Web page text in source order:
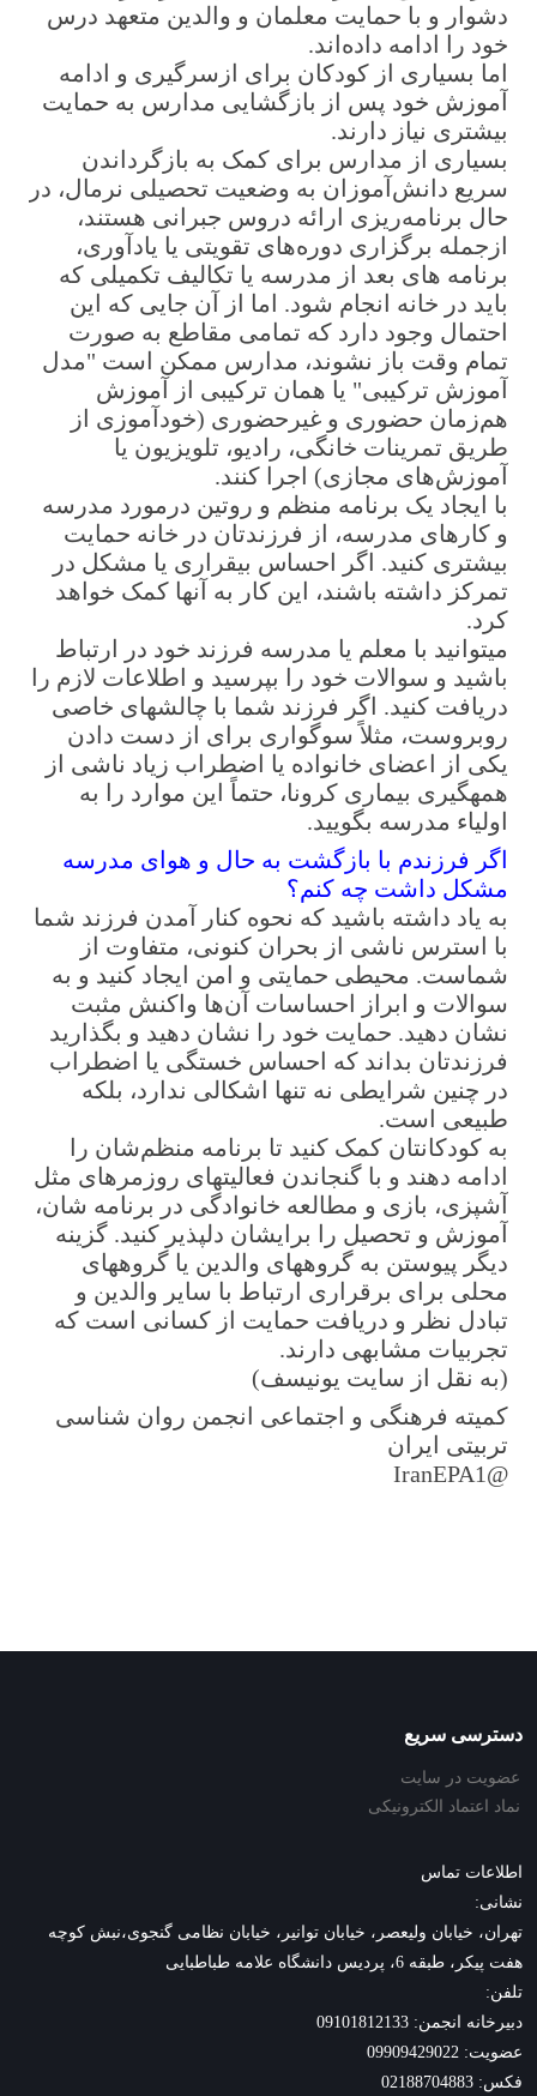
دشوار و با حمایت معلمان و والدین متعهد درس
خود را ادامه داده‌اند.
اما بسیاری از کودکان برای ازسرگیری و ادامه
آموزش خود پس از بازگشایی مدارس به حمایت
بیشتری نیاز دارند.
بسیاری از مدارس برای کمک به بازگرداندن
سریع دانش‌آموزان به وضعیت تحصیلی نرمال، در
حال برنامه‌ریزی ارائه دروس جبرانی هستند،
ازجمله برگزاری دوره‌های تقویتی یا یادآوری،
برنامه­ های بعد از مدرسه یا تکالیف تکمیلی که
باید در خانه انجام شود. اما از آن جایی که این
احتمال وجود دارد که تمامی مقاطع به­ صورت
تمام وقت باز نشوند، مدارس ممکن است "مدل
آموزش ترکیبی" یا همان ترکیبی از آموزش
هم‌زمان حضوری و غیرحضوری (خودآموزی از
طریق تمرینات خانگی، رادیو، تلویزیون یا
آموزش‌های مجازی) اجرا کنند.
با ایجاد یک برنامه منظم و روتین درمورد مدرسه
و کارهای مدرسه، از فرزندتان در خانه حمایت
بیشتری کنید. اگر احساس بی­قراری یا مشکل در
تمرکز داشته باشند، این کار به آنها کمک خواهد
کرد.
می­توانید با معلم یا مدرسه فرزند خود در ارتباط
باشید و سوالات خود را بپرسید و اطلاعات لازم را
دریافت کنید. اگر فرزند شما با چالش­های خاصی
روبروست، مثلاً سوگواری برای از دست دادن
یکی از اعضای خانواده یا اضطراب زیاد ناشی از
همه­گیری بیماری کرونا، حتماً این موارد را به
اولیاء مدرسه بگویید.
اگر فرزندم با بازگشت به حال و هوای مدرسه
مشکل داشت چه کنم؟
به یاد داشته باشید که نحوه کنار آمدن فرزند شما
با استرس ناشی از بحران کنونی، متفاوت از
شماست. محیطی حمایتی و امن ایجاد کنید و به
سوالات و ابراز احساسات آن‌ها واکنش مثبت
نشان دهید. حمایت خود را نشان دهید و بگذارید
فرزندتان بداند که احساس خستگی یا اضطراب
در چنین شرایطی نه تنها اشکالی ندارد، بلکه
طبیعی است.
به کودکانتان کمک کنید تا برنامه منظم‌شان را
ادامه دهند و با گنجاندن فعالیت­های روزمره­ای مثل
آشپزی، بازی و مطالعه خانوادگی در برنامه­ شان،
آموزش و تحصیل را برایشان دلپذیر کنید. گزینه
دیگر پیوستن به گروه­های والدین یا گروه­های
محلی برای برقراری ارتباط با سایر والدین و
تبادل نظر و دریافت حمایت از کسانی است که
تجربیات مشابهی دارند.
(به نقل از سایت یونیسف)
کمیته فرهنگی و اجتماعی انجمن روان شناسی
تربیتی ایران
@IranEPA1
دسترسی سریع
عضویت در سایت
نماد اعتماد الکترونیکی
اطلاعات تماس
نشانی:
تهران، خیابان ولیعصر، خیابان توانیر، خیابان نظامی گنجوی،نبش کوچه
هفت پیکر، طبقه 6، پردیس دانشگاه علامه طباطبایی
تلفن:
دبیرخانه انجمن: 09101812133
عضویت: 09909429022
فکس: 02188704883